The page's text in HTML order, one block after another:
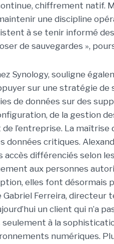
chiffrement natif.
une discipline
à se tenir informé
de sauvegardes »,
Synology, souligne
sur une stratégie de
de données sur des
de la gestion
l’entreprise. La
données critiques.
différenciés selon
aux personnes
elles font désormais
Ferreira, directeur
un client qui n’a
à la
numériques.